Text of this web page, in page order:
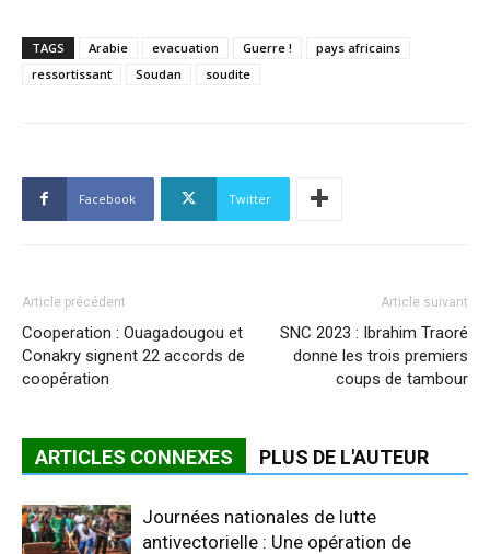
TAGS Arabie evacuation Guerre !
pays africains
ressortissant
Soudan soudite
Facebook Twitter
Article précédent
Cooperation : Ouagadougou et
Conakry signent 22 accords de
coopération
Article suivant
SNC 2023 : Ibrahim Traoré
donne les trois premiers
coups de tambour
ARTICLES CONNEXES PLUS DE L'AUTEUR
Journées nationales de lutte
antivectorielle : Une opération de